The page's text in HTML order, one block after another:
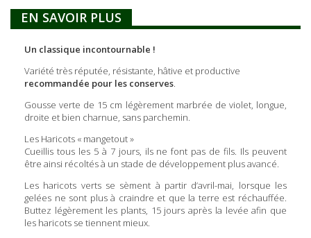
EN SAVOIR PLUS
Un classique incontournable !
Variété très réputée, résistante, hâtive et productive
recommandée pour les conserves.
Gousse verte de 15 cm légèrement marbrée de violet, longue,
droite et bien charnue, sans parchemin.
Les Haricots « mangetout »
Cueillis tous les 5 à 7 jours, ils ne font pas de fils. Ils peuvent
être ainsi récoltés à un stade de développement plus avancé.
Les haricots verts se sèment à partir d’avril-mai, lorsque les
gelées ne sont plus à craindre et que la terre est réchauffée.
Buttez légèrement les plants, 15 jours après la levée afin que
les haricots se tiennent mieux.